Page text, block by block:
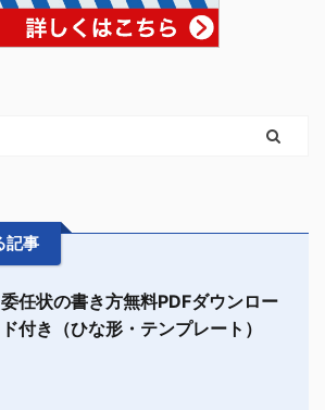
記事
委任状の書き方無料PDFダウンロー
ド付き（ひな形・テンプレート）